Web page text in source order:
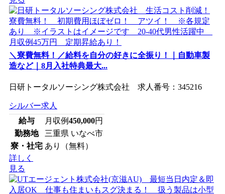
＼寮費無料！／給料を自分の好きに全振り！｜自動車製
造など｜8月入社特典最大...
日研トータルソーシング株式会社 求人番号：345216
シルバー求人
給与
月収例450,000円
勤務地
三重県 いなべ市
寮・社宅 あり（無料）
詳しく
見る